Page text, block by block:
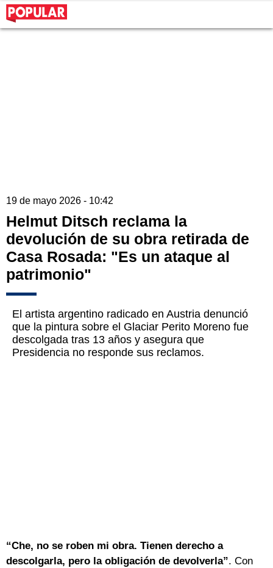
19 de mayo 2026 - 10:42
Helmut Ditsch reclama la
devolución de su obra retirada de
Casa Rosada: "Es un ataque al
patrimonio"
El artista argentino radicado en Austria denunció
que la pintura sobre el Glaciar Perito Moreno fue
descolgada tras 13 años y asegura que
Presidencia no responde sus reclamos.
“Che, no se roben mi obra. Tienen derecho a
descolgarla, pero la obligación de devolverla”. Con